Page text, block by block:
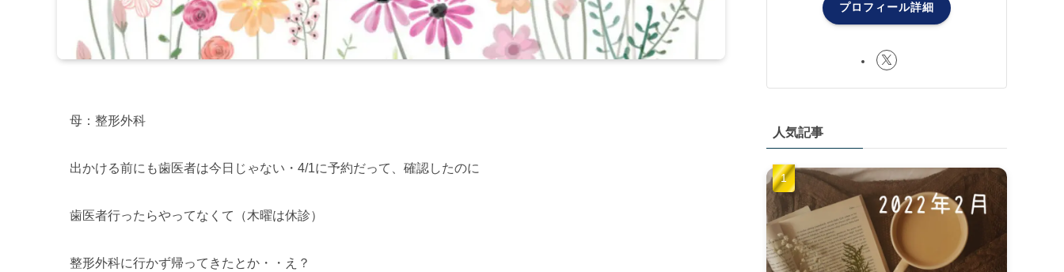
母：整形外科
出かける前にも歯医者は今日じゃない ・ 4/1に予約だって、確認したのに
歯医者行ったらやってなくて（木曜は休診）
整形外科に行かず帰ってきたとか・・え？
プロフィール詳細
人気記事